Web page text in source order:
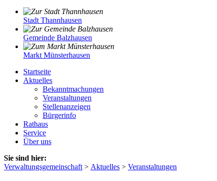
Stadt Thannhausen
Gemeinde Balzhausen
Markt Münsterhausen
Startseite
Aktuelles
Bekanntmachungen
Veranstaltungen
Stellenanzeigen
Bürgerinfo
Rathaus
Service
Über uns
Sie sind hier:
Verwaltungsgemeinschaft > Aktuelles > Veranstaltungen